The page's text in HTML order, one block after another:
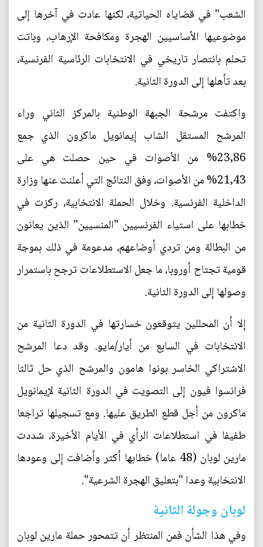
الشعب" في قضاياه الحياتية، لكنها عادت في آخرها إلى
موضوعيها الأساسيين الهجرة ومكافحة الإرهاب، وباتت
تحلم بانتصار تاريخي في الانتخابات الرئاسية الفرنسية،
بعد تأهلها إلى الدورة الثانية.
واكتفت مرشحة الجبهة الوطنية بالمركز الثاني وراء
المرشح المستقل الشاب إيمانويل ماكرون الذي جمع
23,86% من الأصوات في حين حصلت هي على
21,43% من الأصوات، وفق النتائج التي أعلنت عنها وزارة
الداخلية الفرنسية. وخلال الحملة الانتخابية، ركزت في
خطابها على استياء الفرنسيين "المنسيين" الذين يعانون
من البطالة ومن تردي أوضاعهم، مدعومة في ذلك بموجة
قومية تجتاح أوروبا، ما جعل الاستطلاعات ترجح باستمرار
وصولها إلى الدورة الثانية.
إلا أن المحللين يتوقعون خسارتها في الدورة الثانية من
الانتخابات في السابع من أيار/مايو. وقد دعا المرشح
الاشتراكي الخاسر بونوا هامون والمرشح الذي حل ثالثا
فرانسوا فيون إلى التصويت في الدورة الثانية لإيمانويل
ماكرون من أجل قطع الطريق عليها. ومع تسجيلها تراجعا
طفيفا في استطلاعات الرأي في الأيام الأخيرة، شددت
مارين لوبان (48 عاما) خطابها أكثر وأضافت إلى وعودها
الانتخابية وعدا "بتعليق الهجرة الشرعية".
لوبان وجولة الثانية
وفي هذا الشأن فمن المنتظر أن تتمحور حملة مارين لوبان